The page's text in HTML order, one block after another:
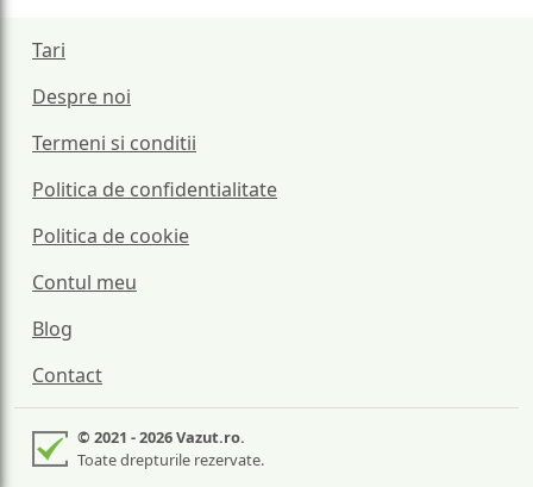
Tari
Despre noi
Termeni si conditii
Politica de confidentialitate
Politica de cookie
Contul meu
Blog
Contact
© 2021 - 2026 Vazut.ro.
Toate drepturile rezervate.